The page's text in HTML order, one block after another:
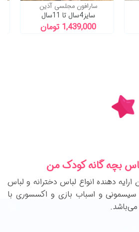
سارافون مجلسی آذین
سایز4سال تا 11سال
1,439,000 تومان
تمام گل
بچه گانه کودک من
دهنده انواع لباس دخترانه و لباس
سیسمونی و اسباب بازی و اکسسوری با